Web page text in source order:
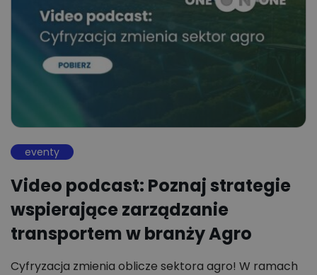
eventy
Video podcast: Poznaj strategie
wspierające zarządzanie
transportem w branży Agro
Cyfryzacja zmienia oblicze sektora agro! W ramach